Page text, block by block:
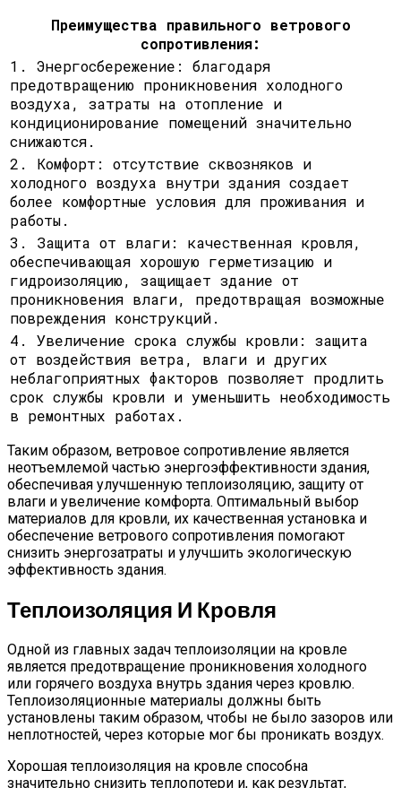
Преимущества правильного ветрового
сопротивления:
1. Энергосбережение: благодаря
предотвращению проникновения холодного
воздуха, затраты на отопление и
кондиционирование помещений значительно
снижаются.
2. Комфорт: отсутствие сквозняков и
холодного воздуха внутри здания создает
более комфортные условия для проживания и
работы.
3. Защита от влаги: качественная кровля,
обеспечивающая хорошую герметизацию и
гидроизоляцию, защищает здание от
проникновения влаги, предотвращая возможные
повреждения конструкций.
4. Увеличение срока службы кровли: защита
от воздействия ветра, влаги и других
неблагоприятных факторов позволяет продлить
срок службы кровли и уменьшить необходимость
в ремонтных работах.
Таким образом, ветровое сопротивление является
неотъемлемой частью энергоэффективности здания,
обеспечивая улучшенную теплоизоляцию, защиту от
влаги и увеличение комфорта. Оптимальный выбор
материалов для кровли, их качественная установка и
обеспечение ветрового сопротивления помогают
снизить энергозатраты и улучшить экологическую
эффективность здания.
Теплоизоляция И Кровля
Одной из главных задач теплоизоляции на кровле
является предотвращение проникновения холодного
или горячего воздуха внутрь здания через кровлю.
Теплоизоляционные материалы должны быть
установлены таким образом, чтобы не было зазоров или
неплотностей, через которые мог бы проникать воздух.
Хорошая теплоизоляция на кровле способна
значительно снизить теплопотери и, как результат,